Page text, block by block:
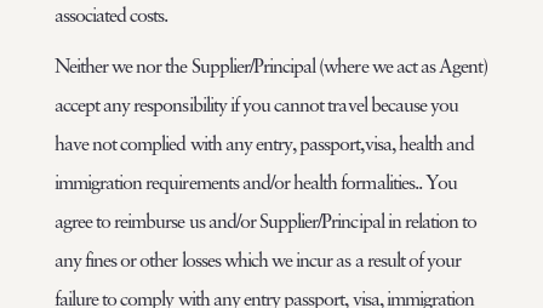
associated costs.
Neither we nor the Supplier/Principal (where we act as Agent)
accept any responsibility if you cannot travel because you
have not complied with any entry, passport,visa, health and
immigration requirements and/or health formalities.. You
agree to reimburse us and/or Supplier/Principal in relation to
any fines or other losses which we incur as a result of your
failure to comply with any entry passport, visa, immigration